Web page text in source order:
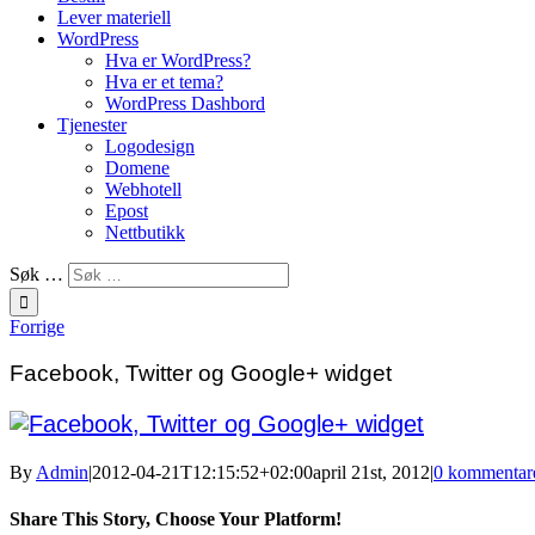
Lever materiell
WordPress
Hva er WordPress?
Hva er et tema?
WordPress Dashbord
Tjenester
Logodesign
Domene
Webhotell
Epost
Nettbutikk
Søk …
Forrige
Facebook, Twitter og Google+ widget
By Admin|2012-04-21T12:15:52+02:00april 21st, 2012|0
Share This Story, Choose Your Platform!